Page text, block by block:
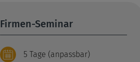
Firmen-Seminar
5 Tage (anpassbar)